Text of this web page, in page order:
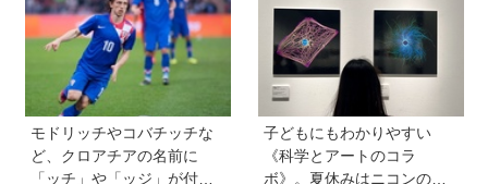
形も覚えられる
事」「勉強イヤならしなく
ていいよ」
モドリッチやコバチッチな
ど、クロアチアの名前に
「ッチ」や「ッジ」が付く
子どもにもわかりやすい
《科学とアートのコラ
ボ》。夏休みはニコンの特